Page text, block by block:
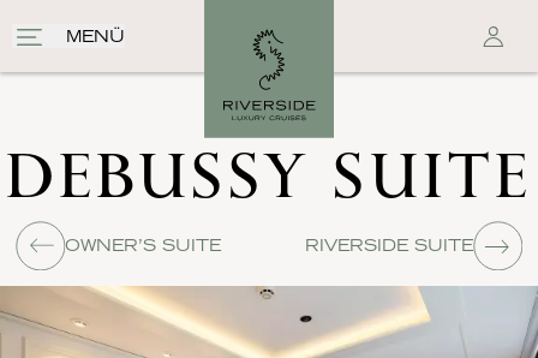
MENÜ
DEBUSSY SUITE
OWNER’S SUITE RIVERSIDE SUITE